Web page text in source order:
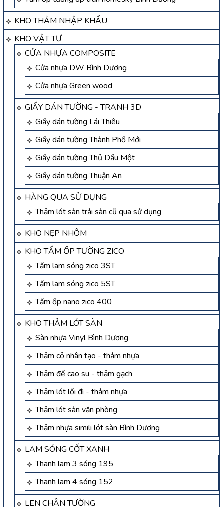
KHO THẢM NHẬP KHẨU
KHO VẬT TƯ
CỬA NHỰA COMPOSITE
Cửa nhựa DW Bình Dương
Cửa nhựa Green wood
GIẤY DÁN TƯỜNG - TRANH 3D
Giấy dán tường Lái Thiêu
Giấy dán tường Thành Phố Mới
Giấy dán tường Thủ Dầu Một
Giấy dán tường Thuận An
HÀNG QUA SỬ DỤNG
Thảm lót sàn trải sàn cũ qua sử dụng
KHO NẸP NHÔM
KHO TẤM ỐP TƯỜNG ZICO
Tấm lam sóng zico 3ST
Tấm lam sóng zico 5ST
Tấm ốp nano zico 400
KHO THẢM LÓT SÀN
Sàn nhựa Vinyl Bình Dương
Thảm cỏ nhân tạo - thảm nhựa
Thảm đế cao su - thảm gạch
Thảm lót lối đi - thảm nhựa
Thảm lót sàn văn phòng
Thảm nhựa simili lót sàn Bình Dương
LAM SÓNG CỐT XANH
Thanh lam 3 sóng 195
Thanh lam 4 sóng 152
LEN CHÂN TƯỜNG